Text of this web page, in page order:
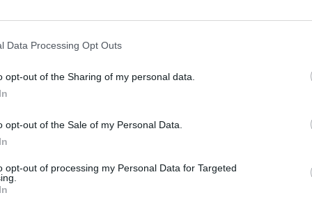
Data Processing Opt Outs
opt-out of the Sharing of my personal data.
opt-out of the Sale of my Personal Data.
opt-out of processing my Personal Data for Targeted